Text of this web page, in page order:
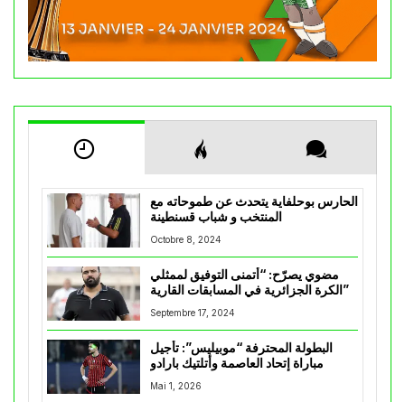
الحارس بوحلفاية يتحدث عن طموحاته مع
المنتخب و شباب قسنطينة
Octobre 8, 2024
مضوي يصرّح: “أتمنى التوفيق لممثلي
الكرة الجزائرية في المسابقات القارية”
Septembre 17, 2024
البطولة المحترفة “موبيليس”: تأجيل
مباراة إتحاد العاصمة وأتلتيك بارادو
Mai 1, 2026